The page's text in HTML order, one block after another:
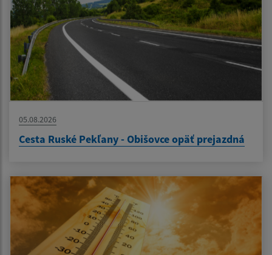
05.08.2026
Cesta Ruské Pekľany - Obišovce opäť prejazdná